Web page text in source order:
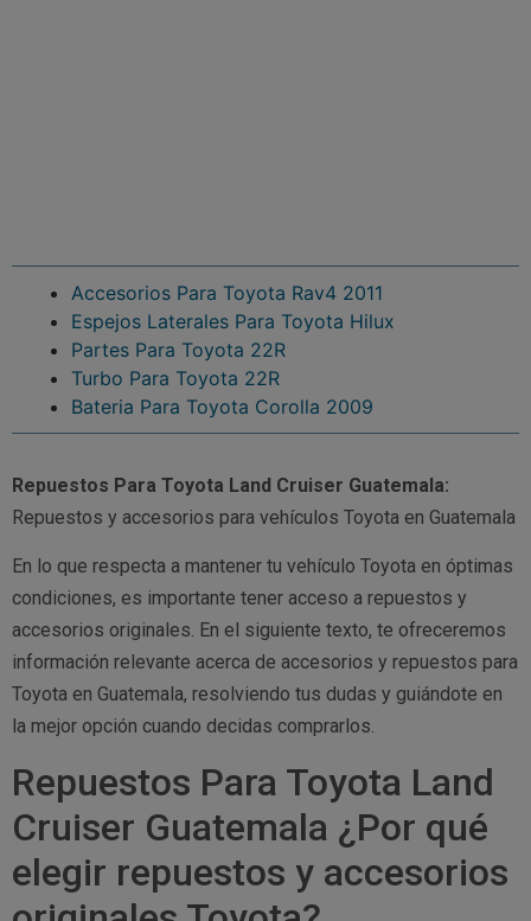
Accesorios Para Toyota Rav4 2011
Espejos Laterales Para Toyota Hilux
Partes Para Toyota 22R
Turbo Para Toyota 22R
Bateria Para Toyota Corolla 2009
Repuestos Para Toyota Land Cruiser Guatemala:
Repuestos y accesorios para vehículos Toyota en Guatemala
En lo que respecta a mantener tu vehículo Toyota en óptimas
condiciones, es importante tener acceso a repuestos y
accesorios originales. En el siguiente texto, te ofreceremos
información relevante acerca de accesorios y repuestos para
Toyota en Guatemala, resolviendo tus dudas y guiándote en
la mejor opción cuando decidas comprarlos.
Repuestos Para Toyota Land
Cruiser Guatemala ¿Por qué
elegir repuestos y accesorios